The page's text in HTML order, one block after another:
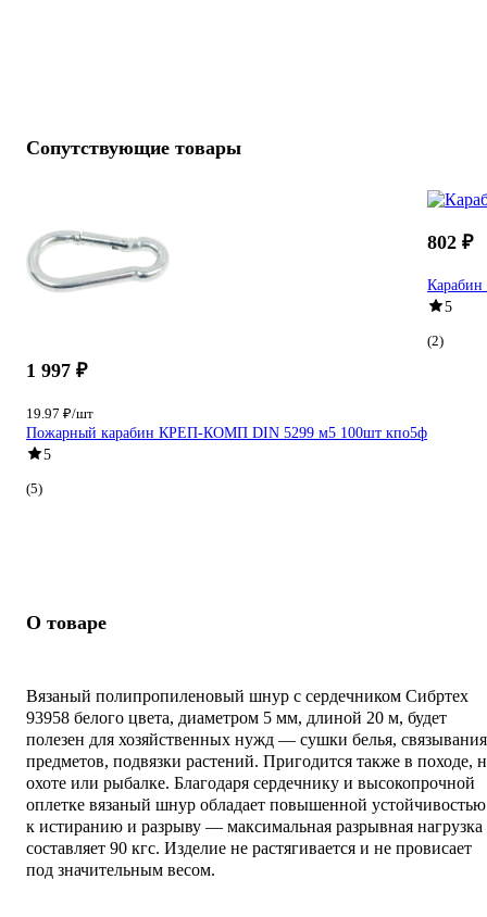
Сопутствующие товары
1 997 ₽
19.97 ₽/шт
Пожарный карабин КРЕП-КОМП DIN 5299 м5 100шт кпо5ф
5
(5)
802 ₽
5
(2)
О товаре
Вязаный полипропиленовый шнур с сердечником Сибртех
93958 белого цвета, диаметром 5 мм, длиной 20 м, будет
полезен для хозяйственных нужд — сушки белья, связывания
предметов, подвязки растений. Пригодится также в походе,
охоте или рыбалке. Благодаря сердечнику и высокопрочной
оплетке вязаный шнур обладает повышенной устойчивостью
к истиранию и разрыву — максимальная разрывная нагрузка
составляет 90 кгс. Изделие не растягивается и не провисает
под значительным весом.